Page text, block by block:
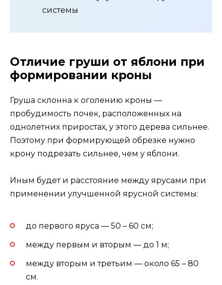
системы
Отличие груши от яблони при
формировании кроны
Груша склонна к оголению кроны —
пробудимость почек, расположенных на
однолетних приростах, у этого дерева сильнее.
Поэтому при формирующей обрезке нужно
крону подрезать сильнее, чем у яблони.
Иным будет и расстояние между ярусами при
применении улучшенной ярусной системы:
до первого яруса — 50 – 60 см;
между первым и вторым — до 1 м;
между вторым и третьим — около 65 – 80
см.